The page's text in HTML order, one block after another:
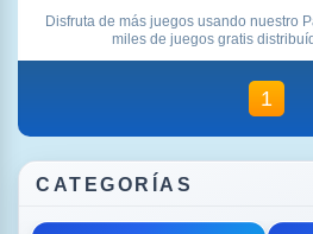
Disfruta de más juegos usando nuestro
miles de juegos gratis
1
CATEGORÍAS